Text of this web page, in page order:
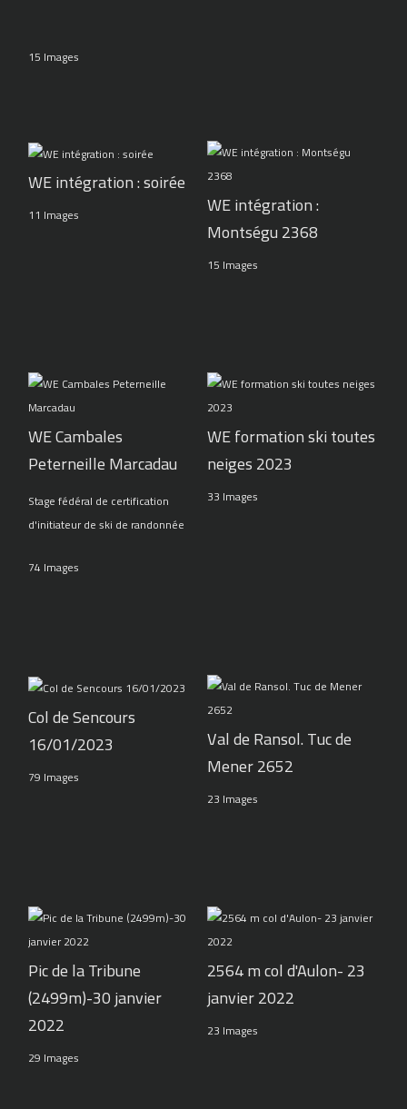
15 Images
WE intégration : soirée
11 Images
WE intégration :
Montségu 2368
15 Images
WE Cambales
Peterneille Marcadau
Stage fédéral de certification
d'initiateur de ski de randonnée
74 Images
WE formation ski toutes
neiges 2023
33 Images
Col de Sencours
16/01/2023
79 Images
Val de Ransol. Tuc de
Mener 2652
23 Images
Pic de la Tribune
(2499m)-30 janvier
2022
29 Images
2564 m col d'Aulon- 23
janvier 2022
23 Images